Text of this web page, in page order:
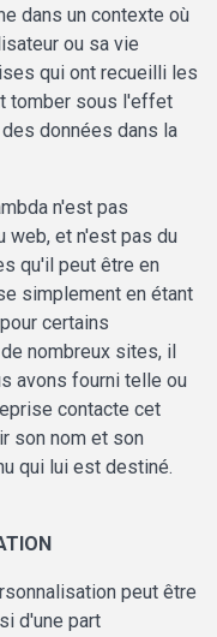
dans un contexte où
ou sa vie
qui ont recueilli les
tomber sous l'effet
données dans la
n'est pas
web, et n'est pas du
qu'il peut être en
simplement en étant
certains
nombreux sites, il
avons fourni telle ou
contacte cet
son nom et son
qui lui est destiné.
peut être
d'une part